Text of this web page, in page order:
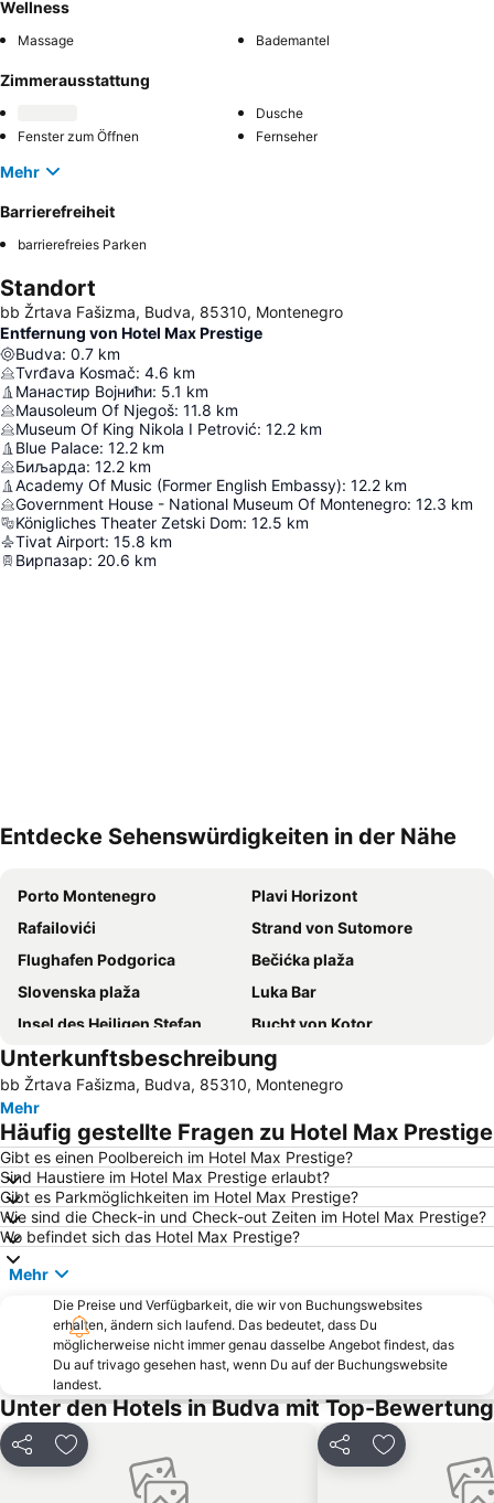
Wellness
Massage Bademantel
Zimmerausstattung
Dusche
Fenster zum Öffnen
Fernseher
Mehr
Barrierefreiheit
barrierefreies Parken
Standort
bb Žrtava Fašizma, Budva, 85310, Montenegro
Entfernung von Hotel Max Prestige
Budva: 0.7 km
Tvrđava Kosmač: 4.6 km
Манастир Војнићи: 5.1 km
Mausoleum Of Njegoš: 11.8 km
Museum Of King Nikola I Petrović: 12.2 km
Blue Palace: 12.2 km
Биљарда: 12.2 km
Academy Of Music (Former English Embassy): 12.2 km
Government House - National Museum Of Montenegro: 12.3 km
Königliches Theater Zetski Dom: 12.5 km
Tivat Airport: 15.8 km
Вирпазар: 20.6 km
Entdecke Sehenswürdigkeiten in der Nähe
Porto Montenegro
Plavi Horizont
Rafailovići
Strand von Sutomore
Flughafen Podgorica
Bečićka plaža
Slovenska plaža
Luka Bar
Insel des Heiligen Stefan
Bucht von Kotor
Plaza
Almara Beach
Blatna plaža
Stari grad Budva
Kamenovo
Luka
Kraljičina plaža
Crvena plaža
Utjeha
Luka Kotor
Pržno
Waikiki
Buljarica
Rijeka Crnojevića
Mogren Plaza
Lučice
Buljarice
Flughafen Tivat
Kalardovo
S&I Beach Life-Jaz
Blue Beach
Drobni pijesak
Žanjice
Unterkunftsbeschreibung
bb Žrtava Fašizma, Budva, 85310, Montenegro
Mehr
Häufig gestellte Fragen zu Hotel Max Prestige
Gibt es einen Poolbereich im Hotel Max Prestige?
Sind Haustiere im Hotel Max Prestige erlaubt?
Gibt es Parkmöglichkeiten im Hotel Max Prestige?
Wie sind die Check-in und Check-out Zeiten im Hotel Max Prestige?
Wo befindet sich das Hotel Max Prestige?
Mehr
Die Preise und Verfügbarkeit, die wir von Buchungswebsites
erhalten, ändern sich laufend. Das bedeutet, dass Du
möglicherweise nicht immer genau dasselbe Angebot findest, das
Du auf trivago gesehen hast, wenn Du auf der Buchungswebsite
landest.
Unter den Hotels in Budva mit Top-Bewertung
Teilen Zu Favoriten hinzufügen Teilen Zu Favoriten